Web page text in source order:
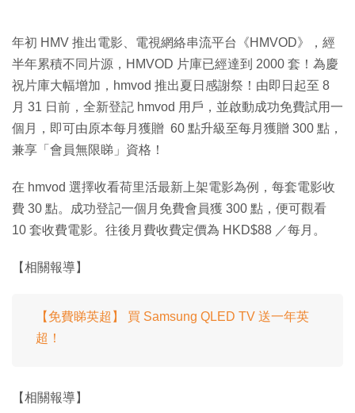
年初 HMV 推出電影、電視網絡串流平台《HMVOD》，經
半年累積不同片源，HMVOD 片庫已經達到 2000 套！為慶
祝片庫大幅增加，hmvod 推出夏日感謝祭！由即日起至 8
月 31 日前，全新登記 hmvod 用戶，並啟動成功免費試用一
個月，即可由原本每月獲贈 60 點升級至每月獲贈 300 點，
兼享「會員無限睇」資格！
在 hmvod 選擇收看荷里活最新上架電影為例，每套電影收
費 30 點。成功登記一個月免費會員獲 300 點，便可觀看
10 套收費電影。往後月費收費定價為 HKD$88 ／每月。
【相關報導】
【免費睇英超】 買 Samsung QLED TV 送一年英
超！
【相關報導】